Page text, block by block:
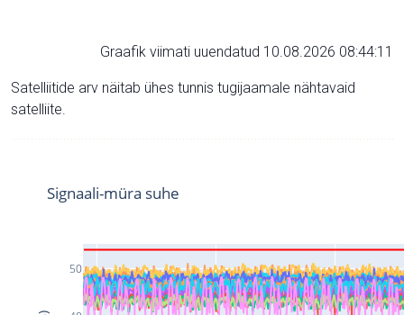
Graafik viimati uuendatud 10.08.2026 08:44:11
Satelliitide arv näitab ühes tunnis tugijaamale nähtavaid
satelliite.
50
Signaali-müra suhe